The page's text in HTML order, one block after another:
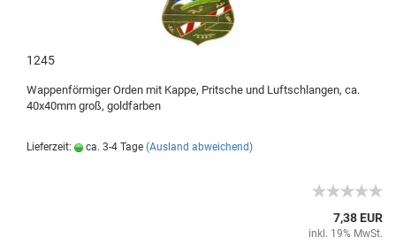
1245
Wappenförmiger Orden mit Kappe, Pritsche und Luftschlangen, ca.
40x40mm groß, goldfarben
Lieferzeit: ca. 3-4 Tage (Ausland abweichend)
7,38 EUR
inkl. 19% MwSt.